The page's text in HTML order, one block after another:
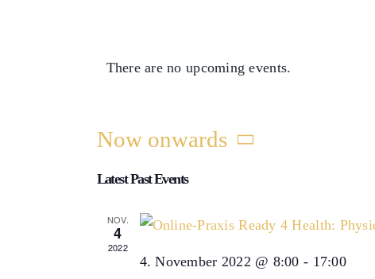
There are no upcoming events.
Now onwards
date.
Latest Past Events
NOV.
4
2022
4. November 2022 @ 8:00 - 17:00